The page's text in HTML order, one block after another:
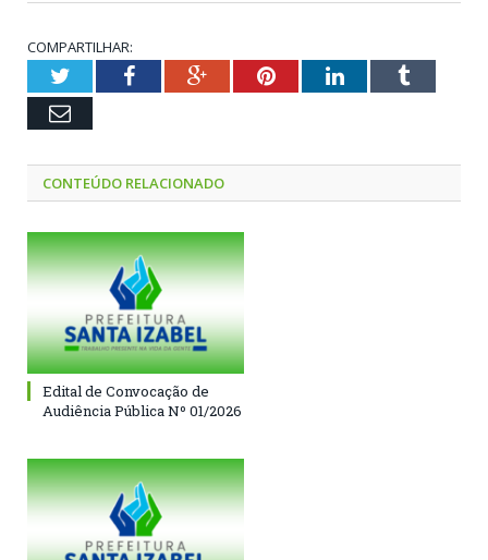
COMPARTILHAR:
TwitterFacebookGoogle+PinterestLinkedInTumblr
Email
CONTEÚDO RELACIONADO
Edital de Convocação de
Audiência Pública Nº 01/2026